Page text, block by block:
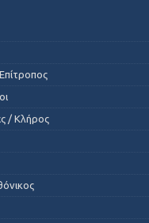
/ Κλήρος